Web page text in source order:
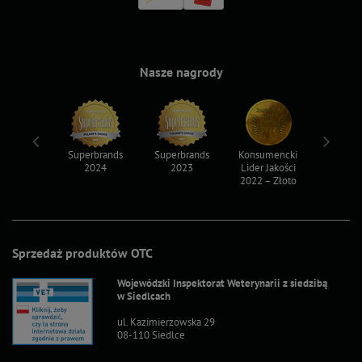
Sprzedaż produktów OTC
Wojewódzki Inspektorat Weterynarii z siedzibą
w Siedlcach
ul. Kazimierzowska 29
08-110 Siedlce
Nasze nagrody
Superbrands
2024
Superbrands
2023
Konsumencki
Lider Jakości
2022 – Złoto